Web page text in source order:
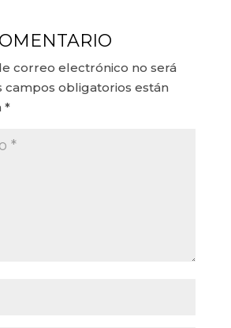
correo electrónico no será
campos obligatorios están
*